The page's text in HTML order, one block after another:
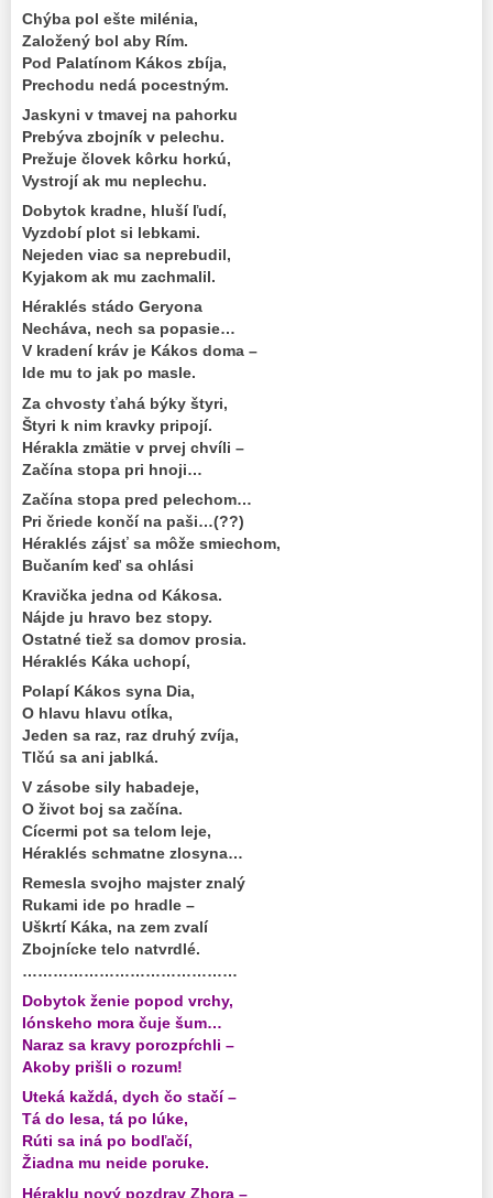
Chýba pol ešte milénia,
Založený bol aby Rím.
Pod Palatínom Kákos zbíja,
Prechodu nedá pocestným.
Jaskyni v tmavej na pahorku
Prebýva zbojník v pelechu.
Prežuje človek kôrku horkú,
Vystrojí ak mu neplechu.
Dobytok kradne, hluší ľudí,
Vyzdobí plot si lebkami.
Nejeden viac sa neprebudil,
Kyjakom ak mu zachmalil.
Héraklés stádo Geryona
Necháva, nech sa popasie…
V kradení kráv je Kákos doma –
Ide mu to jak po masle.
Za chvosty ťahá býky štyri,
Štyri k nim kravky pripojí.
Hérakla zmätie v prvej chvíli –
Začína stopa pri hnoji…
Začína stopa pred pelechom…
Pri čriede končí na paši…(??)
Héraklés zájsť sa môže smiechom,
Bučaním keď sa ohlási
Kravička jedna od Kákosa.
Nájde ju hravo bez stopy.
Ostatné tiež sa domov prosia.
Héraklés Káka uchopí,
Polapí Kákos syna Dia,
O hlavu hlavu otĺka,
Jeden sa raz, raz druhý zvíja,
Tlčú sa ani jablká.
V zásobe sily habadeje,
O život boj sa začína.
Cícermi pot sa telom leje,
Héraklés schmatne zlosyna…
Remesla svojho majster znalý
Rukami ide po hradle –
Uškrtí Káka, na zem zvalí
Zbojnícke telo natvrdlé.
……………………………………
Dobytok ženie popod vrchy,
Iónskeho mora čuje šum…
Naraz sa kravy porozpŕchli –
Akoby prišli o rozum!
Uteká každá, dych čo stačí –
Tá do lesa, tá po lúke,
Rúti sa iná po bodľačí,
Žiadna mu neide poruke.
Héraklu nový pozdrav Zhora –